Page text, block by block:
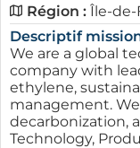
Région : Île-de-
Descriptif
We are a global
company with
ethylene,
management.
decarbonization,
Technology,